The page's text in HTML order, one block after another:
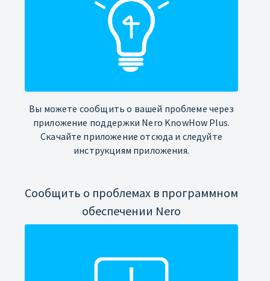
Вы можете сообщить о вашей проблеме через
приложение поддержки Nero KnowHow Plus.
Скачайте приложение отсюда и следуйте
инструкциям приложения.
Сообщить о проблемах в программном
обеспечении Nero